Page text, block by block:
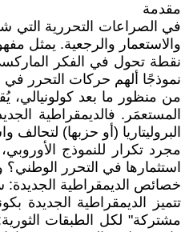
مقدمة
في الصراعات التحررية التي
نقطة تحول في الفكر
نموذجًا ألهم حركات التحرر في
من منظور ما بعد كولونيالي،
المستعمَر. فالديمقراطية
البروليتاريا (أو حزبها)
مجرد تكرار للنموذج
استثمارها في التحرر
خصائص الديمقراطية الجديدة:
تتميز الديمقراطية الجديدة
مشتركة" لكل الطبقات الثورية: